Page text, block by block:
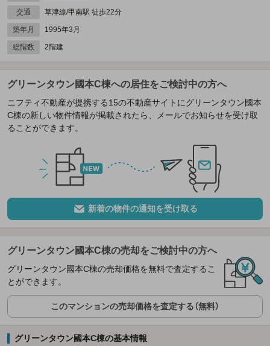
交通 草津線/甲南駅 徒歩22分
築年月 1995年3月
総階数 2階建
グリーンタウン國本C棟への居住をご検討中の方へ
ニフティ不動産が提携する15の不動産サイトにグリーンタウン國本
C棟の新しい物件情報が掲載されたら、メールでお知らせを受け取
ることができます。
新着の物件の通知を受け取る
グリーンタウン國本C棟の売却をご検討中の方へ
グリーンタウン國本C棟の売却価格を無料で査定するこ
とができます。
このマンションの売却価格を査定する（無料）
グリーンタウン國本C棟の基本情報